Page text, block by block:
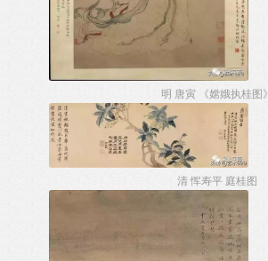
明 唐寅 《嫦娥执桂图》
清 恽寿平 庭桂图